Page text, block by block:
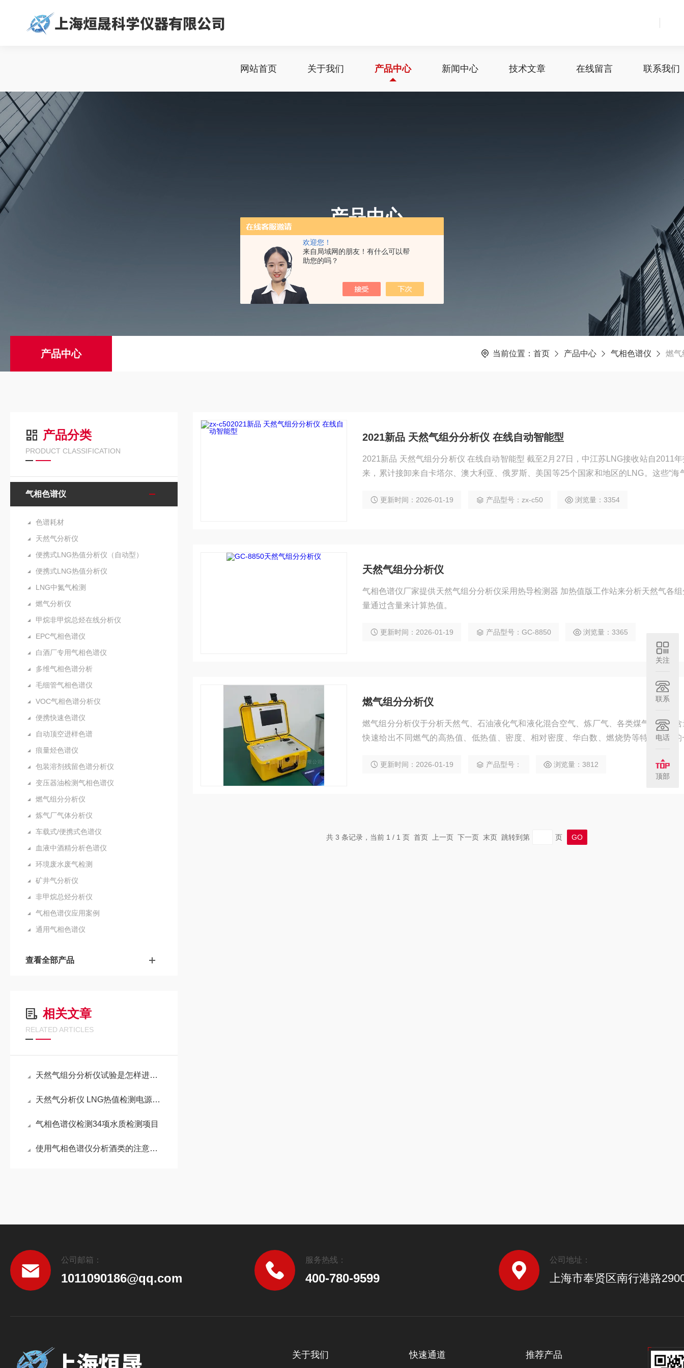
欢迎您！
来自局域网的朋友！有什么可以帮
助您的吗？
网站首页 关于我们 产品中心 新闻中心 技术文章 在线留言 联系我们
产品中心
PRODUCTS CNTER
产品中心 当前位置： 首页 产品中心 气相色谱仪 燃气
产品分类
PRODUCT CLASSIFICATION
气相色谱仪
色谱耗材
天然气分析仪
便携式LNG热值分析仪（自动型）
便携式LNG热值分析仪
LNG中氮气检测
燃气分析仪
甲烷非甲烷总烃在线分析仪
EPC气相色谱仪
白酒厂专用气相色谱仪
多维气相色谱分析
毛细管气相色谱仪
VOC气相色谱分析仪
便携快速色谱仪
自动顶空进样色谱
痕量烃色谱仪
包装溶剂残留色谱分析仪
变压器油检测气相色谱仪
燃气组分分析仪
炼气厂气体分析仪
车载式/便携式色谱仪
血液中酒精分析色谱仪
环境废水废气检测
矿井气分析仪
非甲烷总烃分析仪
气相色谱仪应用案例
通用气相色谱仪
查看全部产品
相关文章
RELATED ARTICLES
天然气组分分析仪试验是怎样进行的
天然气分析仪 LNG热值检测电源要求
气相色谱仪检测34项水质检测项目
使用气相色谱仪分析酒类的注意事项
2021新品 天然气组分分析仪 在线自动智能型
2021新品 天然气组分分析仪 在线自动智能型 截至2月27日，中江苏LNG接收站自2011年投产以
来，累计接卸来自卡塔尔、澳大利亚、俄罗斯、美国等25个国家和地区的LNG。这些“海
达浙江省北部、湖北省东部以及山东省西南部，下游用户可辐射电厂、城市燃气及工业
更新时间：2026-01-19 产品型号：zx-c50 浏览量：3354
天然气组分分析仪
气相色谱仪厂家提供天然气组分分析仪采用热导检测器 加热值版工作站来分析天然气各组分的含
量通过含量来计算热值。
更新时间：2026-01-19 产品型号：GC-8850 浏览量：3365
燃气组分分析仪
燃气组分分析仪于分析天然气、石油液化气和液化混合空气、炼厂气、各类煤气的组分
快速给出不同燃气的高热值、低热值、密度、相对密度、华白数、燃烧势等特性指数的
更新时间：2026-01-19 产品型号： 浏览量：3812
共 3 条记录，当前 1 / 1 页 首页 上一页 下一页 末页 跳转到第 页
公司邮箱：
1011090186@qq.com
服务热线：
400-780-9599
公司地址：
上海市奉贤区南行港路
关于我们 快速通道 推荐产品
关注
联系
电话
顶部